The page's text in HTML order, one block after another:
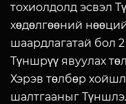
тохиолдолд эсвэл
хөдөлгөөний
шаардлагатай бол 2
Түншрүү явуулах
Хэрэв төлбөр
шалтгааныг